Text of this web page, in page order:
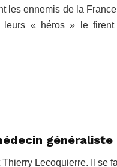
les ennemis de la
leurs « héros » le
généraliste
Thierry Lecoquierre. Il se